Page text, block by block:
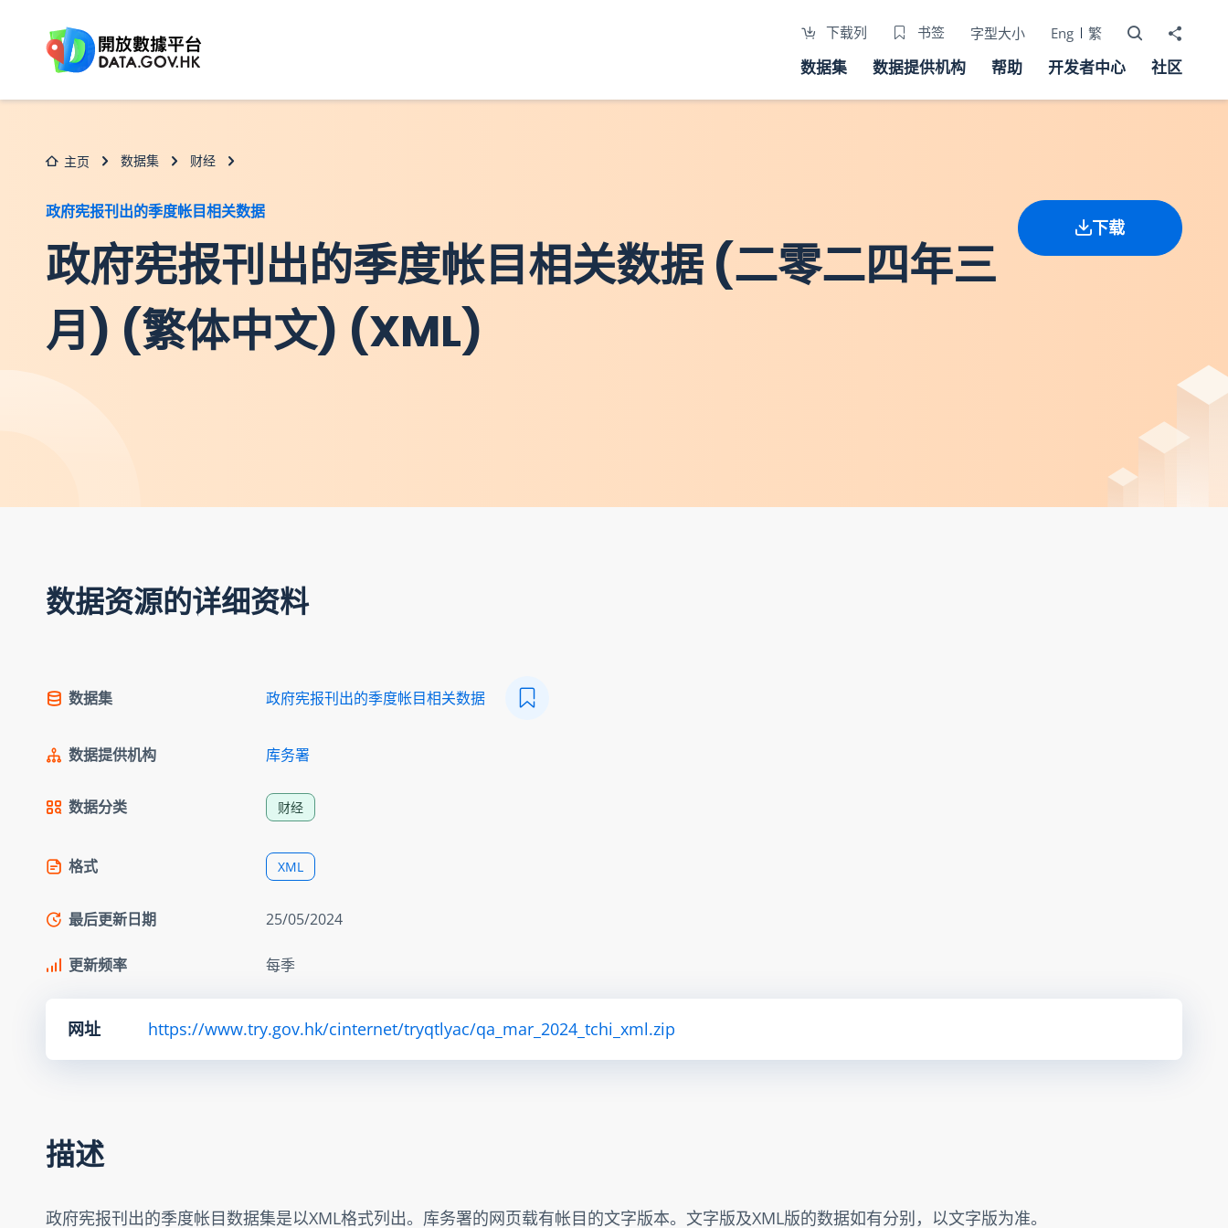
下载列 书签 字型大小 Eng 繁 打开搜寻器
分享至
数据集 数据提供机构 帮助 开发者中心 社区
主页 数据集 财经
政府宪报刊出的季度帐目相关数据
政府宪报刊出的季度帐目相关数据 (二零二四年三
月) (繁体中文) (XML)
下载
数据资源的详细资料
数据集 政府宪报刊出的季度帐目相关数据
数据提供机构 库务署
数据分类 财经
格式 XML
最后更新日期 25/05/2024
更新频率 每季
网址 https://www.try.gov.hk/cinternet/tryqtlyac/qa_mar_2024_tchi_xml.zip
描述
政府宪报刊出的季度帐目数据集是以XML格式列出。库务署的网页载有帐目的文字版本。文字版及XML版的数据如有分别，以文字版为准。